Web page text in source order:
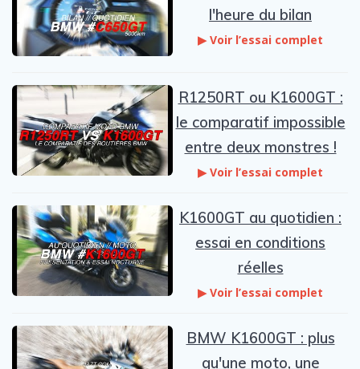
l'heure du bilan
▶ Voir l’essai complet
R1250RT ou K1600GT :
le comparatif impossible
entre deux monstres !
▶ Voir l’essai complet
K1600GT au quotidien :
essai en conditions
réelles
▶ Voir l’essai complet
BMW K1600GT : plus
qu'une moto, une